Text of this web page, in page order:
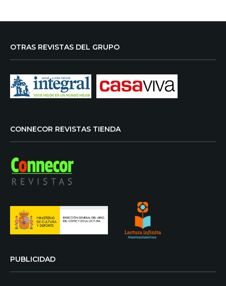
OTRAS REVISTAS DEL GRUPO
CONNECOR REVISTAS TIENDA
PUBLICIDAD